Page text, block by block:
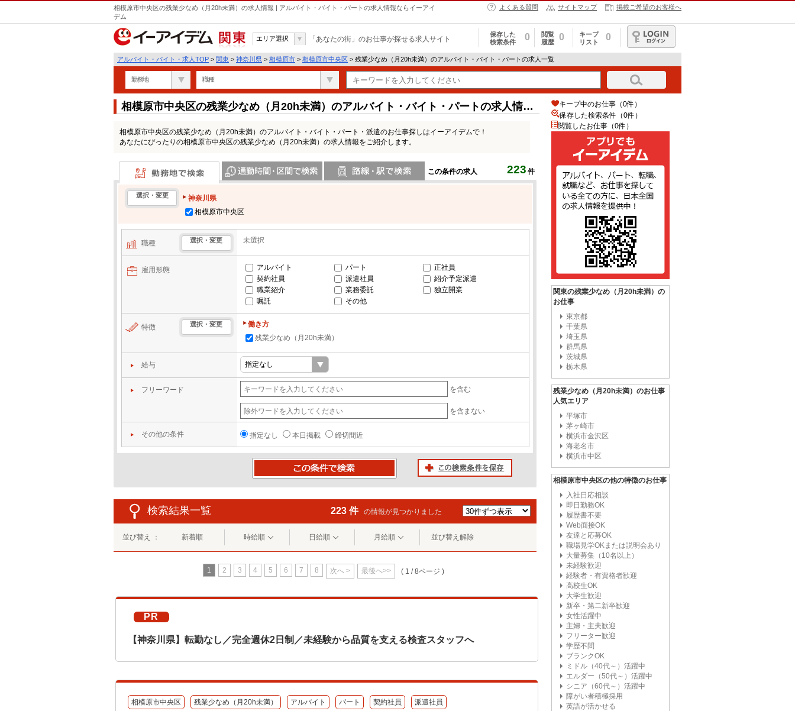
相模原市中央区の残業少なめ（月20h未満）の求人情報 | アルバイト・バイト・パートの求人情報ならイーアイ
デム
よくある質問 サイトマップ 掲載ご希望のお客様へ
関東
エリア選択 「あなたの街」のお仕事が探せる求人サイト
保存した
検索条件
0
閲覧
履歴
0
キープ
リスト
0
ログイン
アルバイト・バイト・求人TOP > 関東 > 神奈川県 > 相模原市 > 相模原市中央区 > 残業少なめ（月20h未満）のアルバイト・バイト・パートの求人一覧
勤務地 職種
相模原市中央区の残業少なめ（月20h未満）のアルバイト・バイト・パートの求人情報
相模原市中央区の残業少なめ（月20h未満）のアルバイト・バイト・パート・派遣のお仕事探しはイーアイデムで！
あなたにぴったりの相模原市中央区の残業少なめ（月20h未満）の求人情報をご紹介します。
この条件の求人 223 件
勤務地で検索
選択・変更
神奈川県
相模原市中央区
職種 選択・変更 未選択
雇用形態 アルバイト パート
正社員
契約社員
派遣社員
紹介予定派遣
職業紹介
業務委託
独立開業
嘱託
その他
特徴 選択・変更
働き方
残業少なめ（月20h未満）
給与
フリーワード を含む
を含まない
その他の条件 指定なし 本日掲載 締切間近
検索結果一覧 223 件 の情報が見つかりました
並び替え ： 新着順 時給順 日給順 月給順 並び替え解除
1 2 3 4 5 6 7 8 次へ > 最後へ>> ( 1 / 8ページ )
PR
【神奈川県】転勤なし／完全週休2日制／未経験から品質を支える検査スタッフへ
相模原市中央区 残業少なめ（月20h未満） アルバイト パート 契約社員 派遣社員
キープ中のお仕事（0件）
保存した検索条件（0件）
閲覧したお仕事（0件）
関東の残業少なめ（月20h未満）の
お仕事
東京都
千葉県
埼玉県
群馬県
茨城県
栃木県
残業少なめ（月20h未満）のお仕事
人気エリア
平塚市
茅ヶ崎市
横浜市金沢区
海老名市
横浜市中区
相模原市中央区の他の特徴のお仕事
入社日応相談
即日勤務OK
履歴書不要
Web面接OK
友達と応募OK
職場見学OKまたは説明会あり
大量募集（10名以上）
未経験歓迎
経験者・有資格者歓迎
高校生OK
大学生歓迎
新卒・第二新卒歓迎
女性活躍中
主婦・主夫歓迎
フリーター歓迎
学歴不問
ブランクOK
ミドル（40代～）活躍中
エルダー（50代～）活躍中
シニア（60代～）活躍中
障がい者積極採用
英語が活かせる